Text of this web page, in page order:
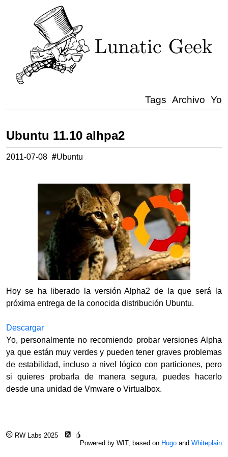
Tags Archivo Yo
Ubuntu 11.10 alhpa2
2011-07-08 #Ubuntu
Hoy se ha liberado la versión Alpha2 de la que será la
próxima entrega de la conocida distribución Ubuntu.
Descargar
Yo, personalmente no recomiendo probar versiones Alpha
ya que están muy verdes y pueden tener graves problemas
de estabilidad, incluso a nivel lógico con particiones, pero
si quieres probarla de manera segura, puedes hacerlo
desde una unidad de Vmware o Virtualbox.
RW Labs 2025
Powered by WIT, based on Hugoand Whiteplain